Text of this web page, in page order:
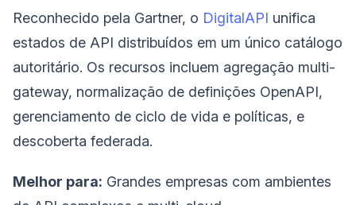
Reconhecido pela Gartner, o DigitalAPI unifica
estados de API distribuídos em um único catálogo
autoritário. Os recursos incluem agregação multi-
gateway, normalização de definições OpenAPI,
gerenciamento de ciclo de vida e políticas, e
descoberta federada.
Melhor para: Grandes empresas com ambientes